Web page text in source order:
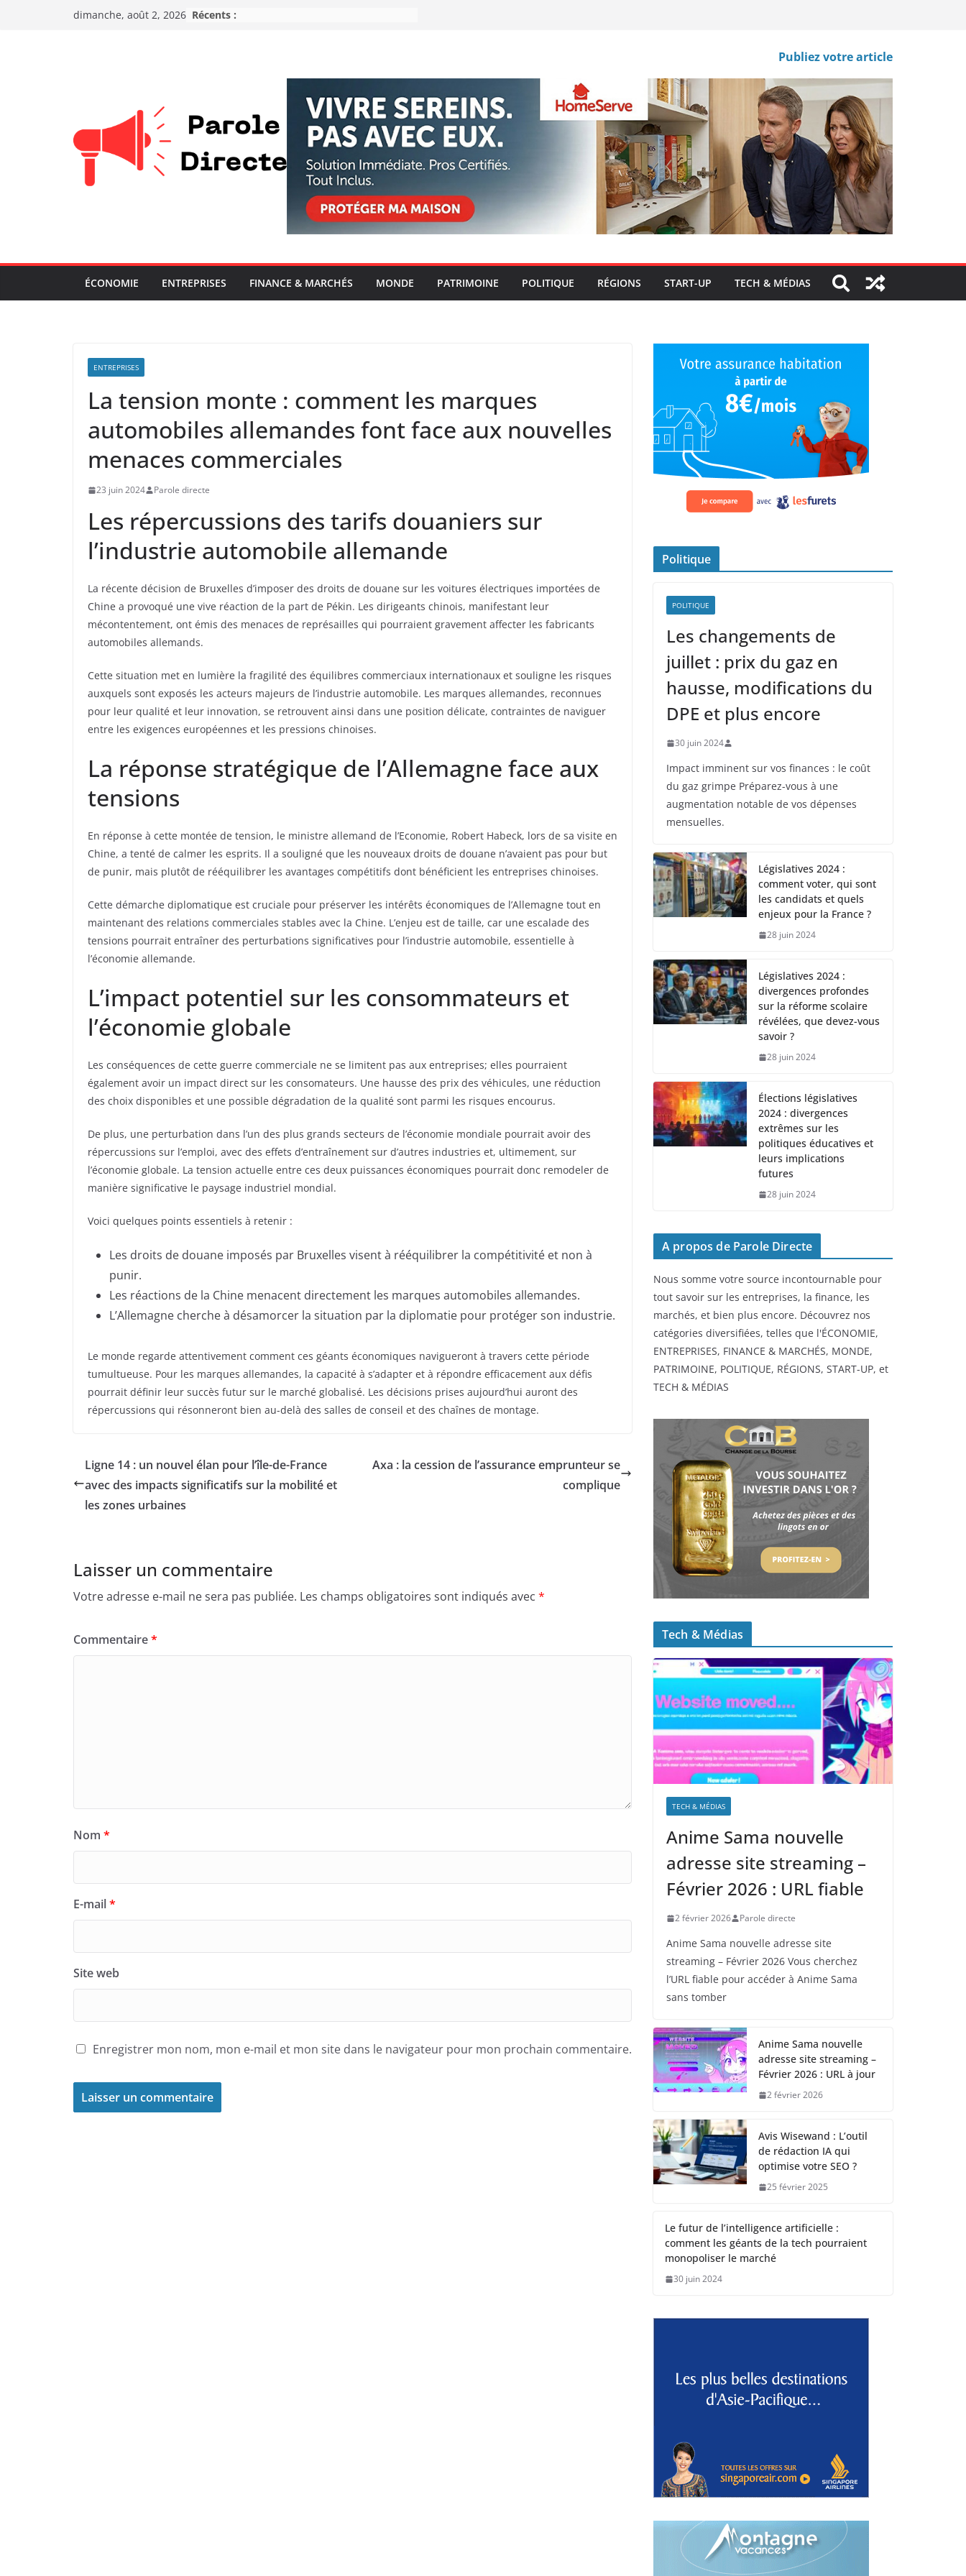
dimanche, août 2, 2026 Récents :
Publiez votre article
ÉCONOMIE ENTREPRISES FINANCE & MARCHÉS MONDE PATRIMOINE POLITIQUE RÉGIONS START-UP TECH & MÉDIAS
ENTREPRISES
La tension monte : comment les marques
automobiles allemandes font face aux nouvelles
menaces commerciales
23 juin 2024 Parole directe
Les répercussions des tarifs douaniers sur
l’industrie automobile allemande
La récente décision de Bruxelles d’imposer des droits de douane sur les voitures électriques importées de
Chine a provoqué une vive réaction de la part de Pékin. Les dirigeants chinois, manifestant leur
mécontentement, ont émis des menaces de représailles qui pourraient gravement affecter les fabricants
automobiles allemands.
Cette situation met en lumière la fragilité des équilibres commerciaux internationaux et souligne les risques
auxquels sont exposés les acteurs majeurs de l’industrie automobile. Les marques allemandes, reconnues
pour leur qualité et leur innovation, se retrouvent ainsi dans une position délicate, contraintes de naviguer
entre les exigences européennes et les pressions chinoises.
La réponse stratégique de l’Allemagne face aux
tensions
En réponse à cette montée de tension, le ministre allemand de l’Economie, Robert Habeck, lors de sa visite en
Chine, a tenté de calmer les esprits. Il a souligné que les nouveaux droits de douane n’avaient pas pour but
de punir, mais plutôt de rééquilibrer les avantages compétitifs dont bénéficient les entreprises chinoises.
Cette démarche diplomatique est cruciale pour préserver les intérêts économiques de l’Allemagne tout en
maintenant des relations commerciales stables avec la Chine. L’enjeu est de taille, car une escalade des
tensions pourrait entraîner des perturbations significatives pour l’industrie automobile, essentielle à
l’économie allemande.
L’impact potentiel sur les consommateurs et
l’économie globale
Les conséquences de cette guerre commerciale ne se limitent pas aux entreprises; elles pourraient
également avoir un impact direct sur les consomateurs. Une hausse des prix des véhicules, une réduction
des choix disponibles et une possible dégradation de la qualité sont parmi les risques encourus.
De plus, une perturbation dans l’un des plus grands secteurs de l’économie mondiale pourrait avoir des
répercussions sur l’emploi, avec des effets d’entraînement sur d’autres industries et, ultimement, sur
l’économie globale. La tension actuelle entre ces deux puissances économiques pourrait donc remodeler de
manière significative le paysage industriel mondial.
Voici quelques points essentiels à retenir :
Les droits de douane imposés par Bruxelles visent à rééquilibrer la compétitivité et non à
punir.
Les réactions de la Chine menacent directement les marques automobiles allemandes.
L’Allemagne cherche à désamorcer la situation par la diplomatie pour protéger son industrie.
Le monde regarde attentivement comment ces géants économiques navigueront à travers cette période
tumultueuse. Pour les marques allemandes, la capacité à s’adapter et à répondre efficacement aux défis
pourrait définir leur succès futur sur le marché globalisé. Les décisions prises aujourd’hui auront des
répercussions qui résonneront bien au-delà des salles de conseil et des chaînes de montage.
Ligne 14 : un nouvel élan pour l’île-de-France
avec des impacts significatifs sur la mobilité et
les zones urbaines
Axa : la cession de l’assurance emprunteur se
complique
Laisser un commentaire
Votre adresse e-mail ne sera pas publiée. Les champs obligatoires sont indiqués avec *
Commentaire*
Nom *
E-mail*
Site web
Enregistrer mon nom, mon e-mail et mon site dans le navigateur pour mon prochain commentaire.
Politique
POLITIQUE
Les changements de
juillet : prix du gaz en
hausse, modifications du
DPE et plus encore
30 juin 2024
Impact imminent sur vos finances : le coût
du gaz grimpe Préparez-vous à une
augmentation notable de vos dépenses
mensuelles.
Législatives 2024 :
comment voter, qui sont
les candidats et quels
enjeux pour la France ?
28 juin 2024
Législatives 2024 :
divergences profondes
sur la réforme scolaire
révélées, que devez-vous
savoir ?
28 juin 2024
Élections législatives
2024 : divergences
extrêmes sur les
politiques éducatives et
leurs implications
futures
28 juin 2024
A propos de Parole Directe
Nous somme votre source incontournable pour
tout savoir sur les entreprises, la finance, les
marchés, et bien plus encore. Découvrez nos
catégories diversifiées, telles que l'ÉCONOMIE,
ENTREPRISES, FINANCE & MARCHÉS, MONDE,
PATRIMOINE, POLITIQUE, RÉGIONS, START-UP, et
TECH & MÉDIAS
Tech & Médias
TECH & MÉDIAS
Anime Sama nouvelle
adresse site streaming –
Février 2026 : URL fiable
2 février 2026 Parole directe
Anime Sama nouvelle adresse site
streaming – Février 2026 Vous cherchez
l’URL fiable pour accéder à Anime Sama
sans tomber
Anime Sama nouvelle
adresse site streaming –
Février 2026 : URL à jour
2 février 2026
Avis Wisewand : L’outil
de rédaction IA qui
optimise votre SEO ?
25 février 2025
Le futur de l’intelligence artificielle :
comment les géants de la tech pourraient
monopoliser le marché
30 juin 2024